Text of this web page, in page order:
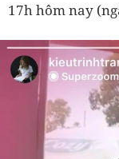
17h hôm nay